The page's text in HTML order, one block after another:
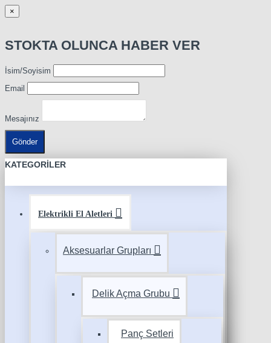
×
STOKTA OLUNCA HABER VER
İsim/Soyisim
Email
Mesajınız
Gönder
KATEGORILER
Elektrikli El Aletleri
Aksesuarlar Grupları
Delik Açma Grubu
Panç Setleri